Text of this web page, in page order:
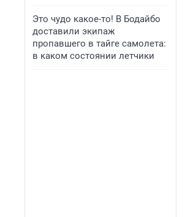
Это чудо какое-то! В Бодайбо
доставили экипаж
пропавшего в тайге самолета:
в каком состоянии летчики